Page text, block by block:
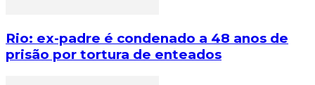
Rio: ex-padre é condenado a 48 anos de
prisão por tortura de enteados